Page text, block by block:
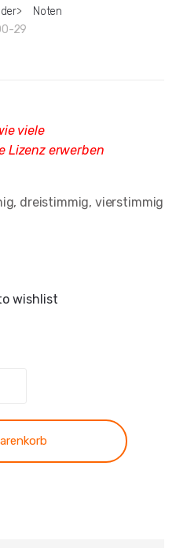
>
Noten
29
viele
Lizenz erwerben
dreistimmig, vierstimmig
wishlist